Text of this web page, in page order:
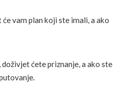
vam plan koji ste imali, a ako
ćete priznanje, a ako ste